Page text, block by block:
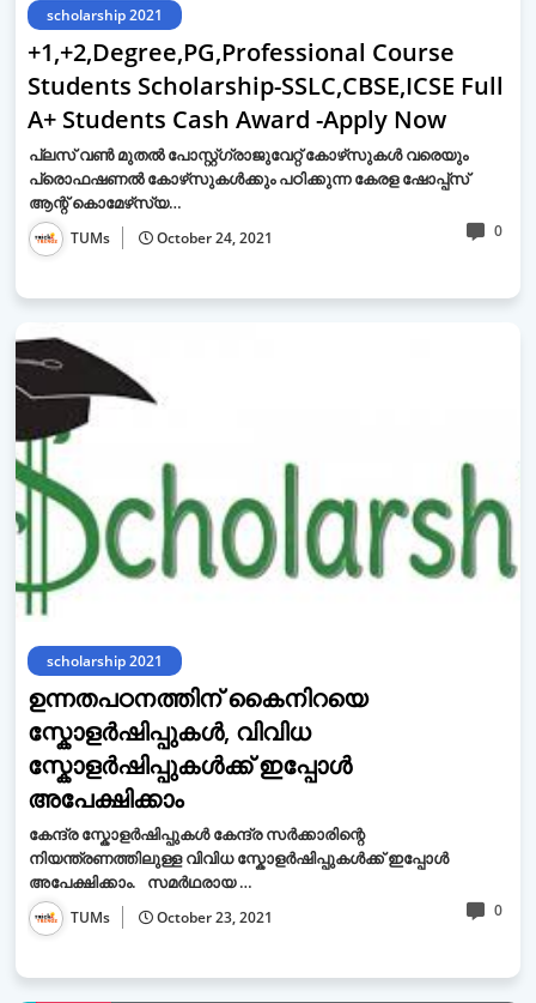
scholarship 2021
+1,+2,Degree,PG,Professional Course
Students Scholarship-SSLC,CBSE,ICSE Full
A+ Students Cash Award -Apply Now
പ്ലസ് വൺ മുതൽ പോസ്റ്റ്ഗ്രാജുവേറ്റ് കോഴ്‌സുകൾ വരെയും
പ്രൊഫഷണൽ കോഴ്‌സുകൾക്കും പഠിക്കുന്ന കേരള ഷോപ്പ്‌സ്
ആന്റ് കൊമേഴ്‌സ്യ…
TUMs October 24, 2021 0
scholarship 2021
ഉന്നതപഠനത്തിന് കൈനിറയെ
സ്കോളർഷിപ്പുകൾ, വിവിധ
സ്കോളർഷിപ്പുകൾക്ക് ഇപ്പോൾ
അപേക്ഷിക്കാം
കേന്ദ്ര സ്കോളർഷിപ്പുകൾ കേന്ദ്ര സർക്കാരിന്റെ
നിയന്ത്രണത്തിലുള്ള വിവിധ സ്കോളർഷിപ്പുകൾക്ക് ഇപ്പോൾ
അപേക്ഷിക്കാം. സമർഥരായ …
TUMs October 23, 2021 0